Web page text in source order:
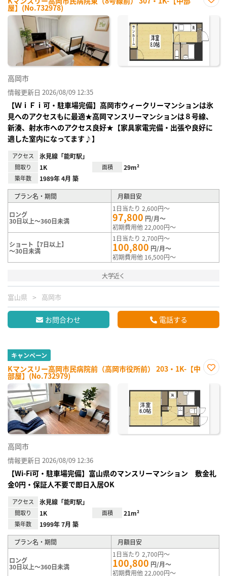
屋】(No.732978)
に入
録
高岡市
情報更新日 2026/08/09 12:35
【ＷｉＦｉ可・駐車場完備】高岡市ウィークリーマンションは氷
見へのアクセスもに最適★高岡マンスリーマンションは８号線、
新湊、射水市へのアクセス良好★【家具家電完備・出張や良好に
適した室内になってます♪】
アクセス 氷見線「能町駅」
間取り 1K 面積 29m²
築年数 1989年 4月 築
プラン名・期間 月額目安
ロング
30日以上～360日未満
1日当たり 2,600円～
97,800 円/月～
初期費用他 22,000円～
ショート【7日以上】
～30日未満
1日当たり 2,700円～
100,800 円/月～
初期費用他 16,500円～
大学近く
富山県 高岡市
お問合わせ 電話する
キャンペーン
Kマンスリー高岡市民病院前（高岡市役所前） 203・1K-【中
部屋】(No.732979)
に入
高岡市
情報更新日 2026/08/09 12:36
【Wi-Fi可・駐車場完備】富山県のマンスリーマンション 敷金礼
金0円・保証人不要で即日入居OK
アクセス 氷見線「能町駅」
間取り 1K 面積 21m²
築年数 1999年 7月 築
プラン名・期間 月額目安
ロング
30日以上～360日未満
1日当たり 2,700円～
100,800 円/月～
初期費用他 22,000円～